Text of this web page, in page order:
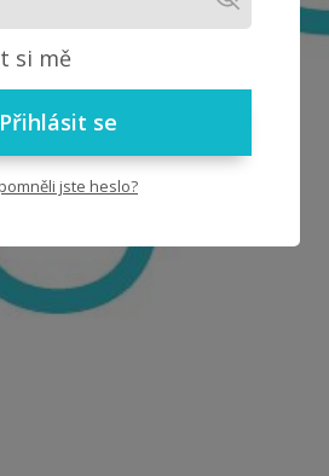
si mě
Přihlásit se
jste heslo?